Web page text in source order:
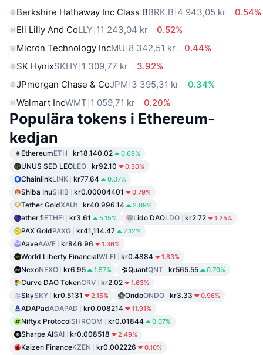
Berkshire Hathaway Inc Class BBRK.B 4 943,05 kr
0.54%
Eli Lilly And CoLLY 11 243,04 kr
0.52%
Micron Technology IncMU 8 342,51 kr
0.44%
SK HynixSKHY 1 309,77 kr
3.92%
JPmorgan Chase & CoJPM 3 395,31 kr
0.34%
Walmart IncWMT 1 059,71 kr 0.20%
Populära tokens i Ethereum-
kedjan
EthereumETH kr18,140.02 0.69%
UNUS SED LEOLEO kr92.10 0.30%
ChainlinkLINK kr77.64 0.07%
Shiba InuSHIB kr0.00004401 0.79%
Tether GoldXAUt kr40,996.14 2.09%
ether.fiETHFI kr3.61 5.15% Lido DAOLDO kr2.72 1.25%
PAX GoldPAXG kr41,114.47 2.12%
AaveAAVE kr846.96 1.36%
World Liberty FinancialWLFI kr0.4884 1.83%
NexoNEXO kr6.95 1.57% QuantQNT kr565.55 0.70%
Curve DAO TokenCRV kr2.02 1.63%
SkySKY kr0.5131 2.15% OndoONDO kr3.33 0.96%
ADAPadADAPAD kr0.008214 11.91%
Niftyx ProtocolSHROOM kr0.01844 0.07%
Sharpe AISAI kr0.008518 2.49%
Kaizen FinanceKZEN kr0.002226 0.10%